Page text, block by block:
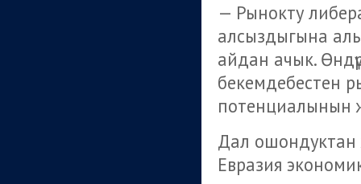
— Рынокту
алсыздыгына
айдан ачык.
бекемдебестен
потенциалынын
Дал ошондуктан
Евразия